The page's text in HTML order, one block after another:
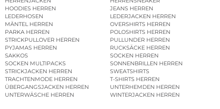
HOODIES HERREN
JEANS HERREN
LEDERHOSEN
LEDERJACKEN HERREN
MÄNTEL HERREN
OVERSHIRTS HERREN
PARKA HERREN
POLOSHIRTS HERREN
STRICKPULLOVER HERREN
PULLUNDER HERREN
PYJAMAS HERREN
RUCKSÄCKE HERREN
SAKKOS
SOCKEN HERREN
SOCKEN MULTIPACKS
SONNENBRILLEN HERREN
STRICKJACKEN HERREN
SWEATSHIRTS
TRACHTENMODE HERREN
T-SHIRTS HERREN
ÜBERGANGSJACKEN HERREN
UNTERHEMDEN HERREN
UNTERWÄSCHE HERREN
WINTERJACKEN HERREN